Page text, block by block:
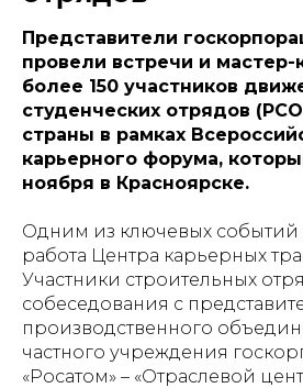
Представители
провели встречи и
более 150 участников
студенческих отрядов
страны в рамках
карьерного форума,
ноября в Красноярске.
Одним из ключевых событий
работа Центра карьерных
Участники строительных
собеседования с
производственного
частного учреждения
«Росатом» – «Отраслевой